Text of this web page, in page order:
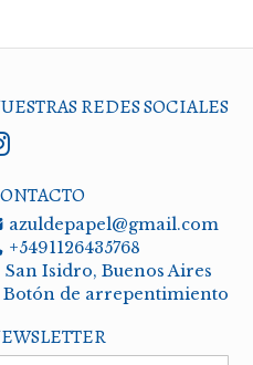
REDES SOCIALES
azuldepapel@gmail.com
+5491126435768
San Isidro, Buenos Aires
Botón de arrepentimiento